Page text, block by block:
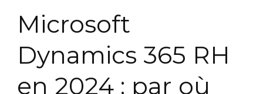
Microsoft
Dynamics 365 RH
en 2024 : par où